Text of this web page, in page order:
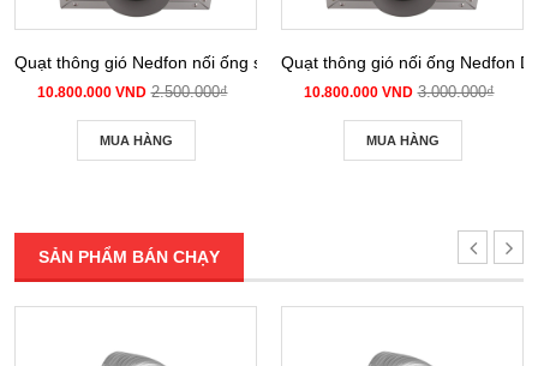
Quạt thông gió Nedfon nối ống siêu âm DPT 10-12B
10.800.000 VND 2.500.000₫
MUA HÀNG
Quạt thông gió nối ống Nedfon
10.800.000 VND 3.000.000₫
MUA HÀNG
SẢN PHẨM BÁN CHẠY